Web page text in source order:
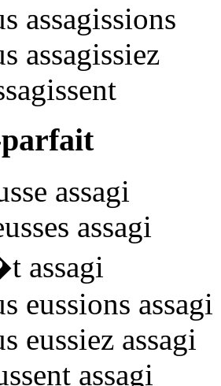
assagissions
assagissiez
issent
assagi
assagi
assagi
eussions assagi
eussiez assagi
assagi